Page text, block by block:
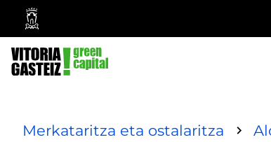
Vitoria-
Gasteizko
Udala
Merkataritza eta ostalaritza